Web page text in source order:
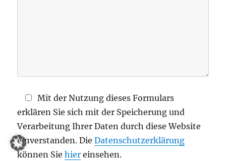
l
e
e
r
Mit der Nutzung dieses Formulars
erklären Sie sich mit der Speicherung und
Verarbeitung Ihrer Daten durch diese Website
einverstanden. DieDatenschutzerklärung
können Siehier einsehen.